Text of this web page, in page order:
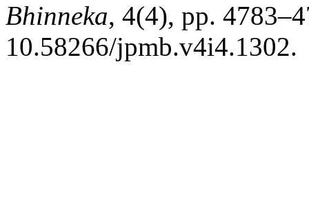
Bhinneka, 4(4), pp.
10.58266/jpmb.v4i4.1302.